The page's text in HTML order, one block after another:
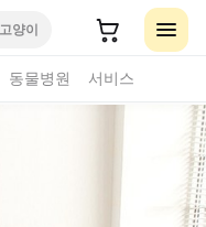
고양이
동물병원 서비스